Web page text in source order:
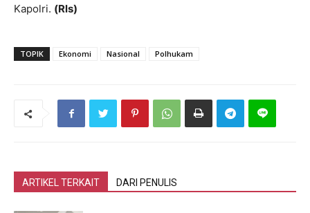
Kapolri. (Rls)
TOPIK Ekonomi Nasional Polhukam
ARTIKEL TERKAIT DARI PENULIS